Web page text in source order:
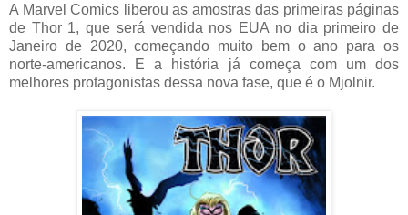
A Marvel Comics liberou as amostras das primeiras páginas
de Thor 1, que será vendida nos EUA no dia primeiro de
Janeiro de 2020, começando muito bem o ano para os
norte-americanos. E a história já começa com um dos
melhores protagonistas dessa nova fase, que é o Mjolnir.